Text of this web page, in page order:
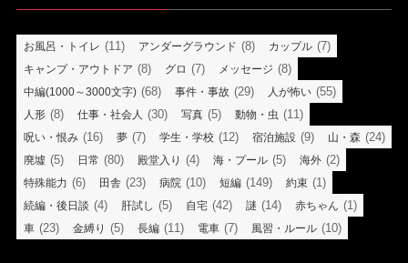
お風呂・トイレ (11) アンダーグラウンド (8) カップル (7)
キャンプ・アウトドア (8) グロ (7) メッセージ (8)
中編(1000～3000文字) (68) 事件・事故 (29) 人が怖い (55)
人形 (8) 仕事・社会人 (30) 写真 (5) 動物・虫 (11)
呪い・恨み (16) 夢 (7) 学生・学校 (12) 宿泊施設 (9) 山・森 (24)
廃墟 (5) 日常 (80) 殿堂入り (4) 海・プール (5) 海外 (2)
特殊能力 (6) 田舎 (23) 病院 (10) 短編 (149) 約束 (1)
続編・後日談 (4) 肝試し (5) 自宅 (42) 謎 (14) 赤ちゃん (1)
車 (23) 金縛り (5) 長編 (11) 電車 (7) 風習・ルール (10)